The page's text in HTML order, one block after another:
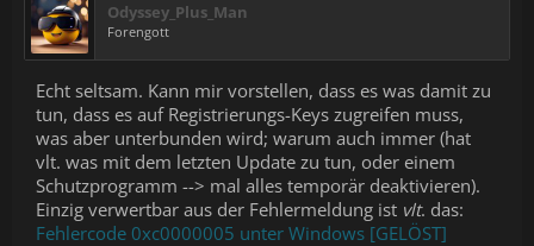
Odyssey_Plus_Man
Forengott
Echt seltsam. Kann mir vorstellen, dass es was damit zu
tun, dass es auf Registrierungs-Keys zugreifen muss,
was aber unterbunden wird; warum auch immer (hat
vlt. was mit dem letzten Update zu tun, oder einem
Schutzprogramm --> mal alles temporär deaktivieren).
Einzig verwertbar aus der Fehlermeldung ist vlt. das:
Fehlercode 0xc0000005 unter Windows [GELÖST]